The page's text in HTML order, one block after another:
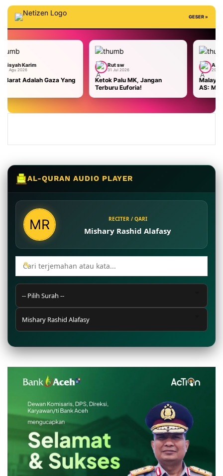
GESER »
Yang
Ketok Palu MK, Jangan
Malaysia Terhadap
AS: Masa Bodoh Warga
AL-QURAN AUDIO PLAYER
RECITER / QARI
Mishary Rashid Alafasy